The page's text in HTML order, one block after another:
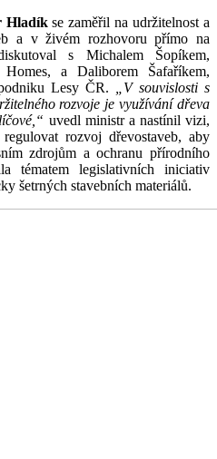
Hladíkse zaměřil na udržitelnost a
a v živém rozhovoru přímo na
s Michalem Šopíkem,
a Daliborem Šafaříkem,
Lesy ČR.
„V souvislosti s
rozvoje je využívání dřeva
uvedl ministr a nastínil vizi,
rozvoj dřevostaveb, aby
zdrojům a ochranu přírodního
tématem legislativních iniciativ
šetrných stavebních materiálů.